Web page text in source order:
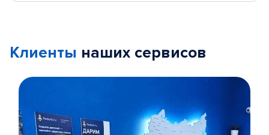
Клиенты наших сервисов